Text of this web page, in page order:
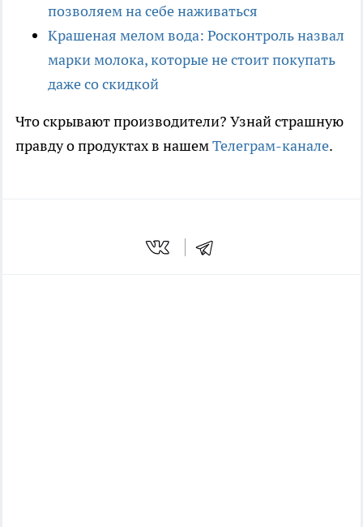
позволяем на себе наживаться
Крашеная мелом вода: Росконтроль назвал
марки молока, которые не стоит покупать
даже со скидкой
Что скрывают производители? Узнай страшную
правду о продуктах в нашемТелеграм-канале.